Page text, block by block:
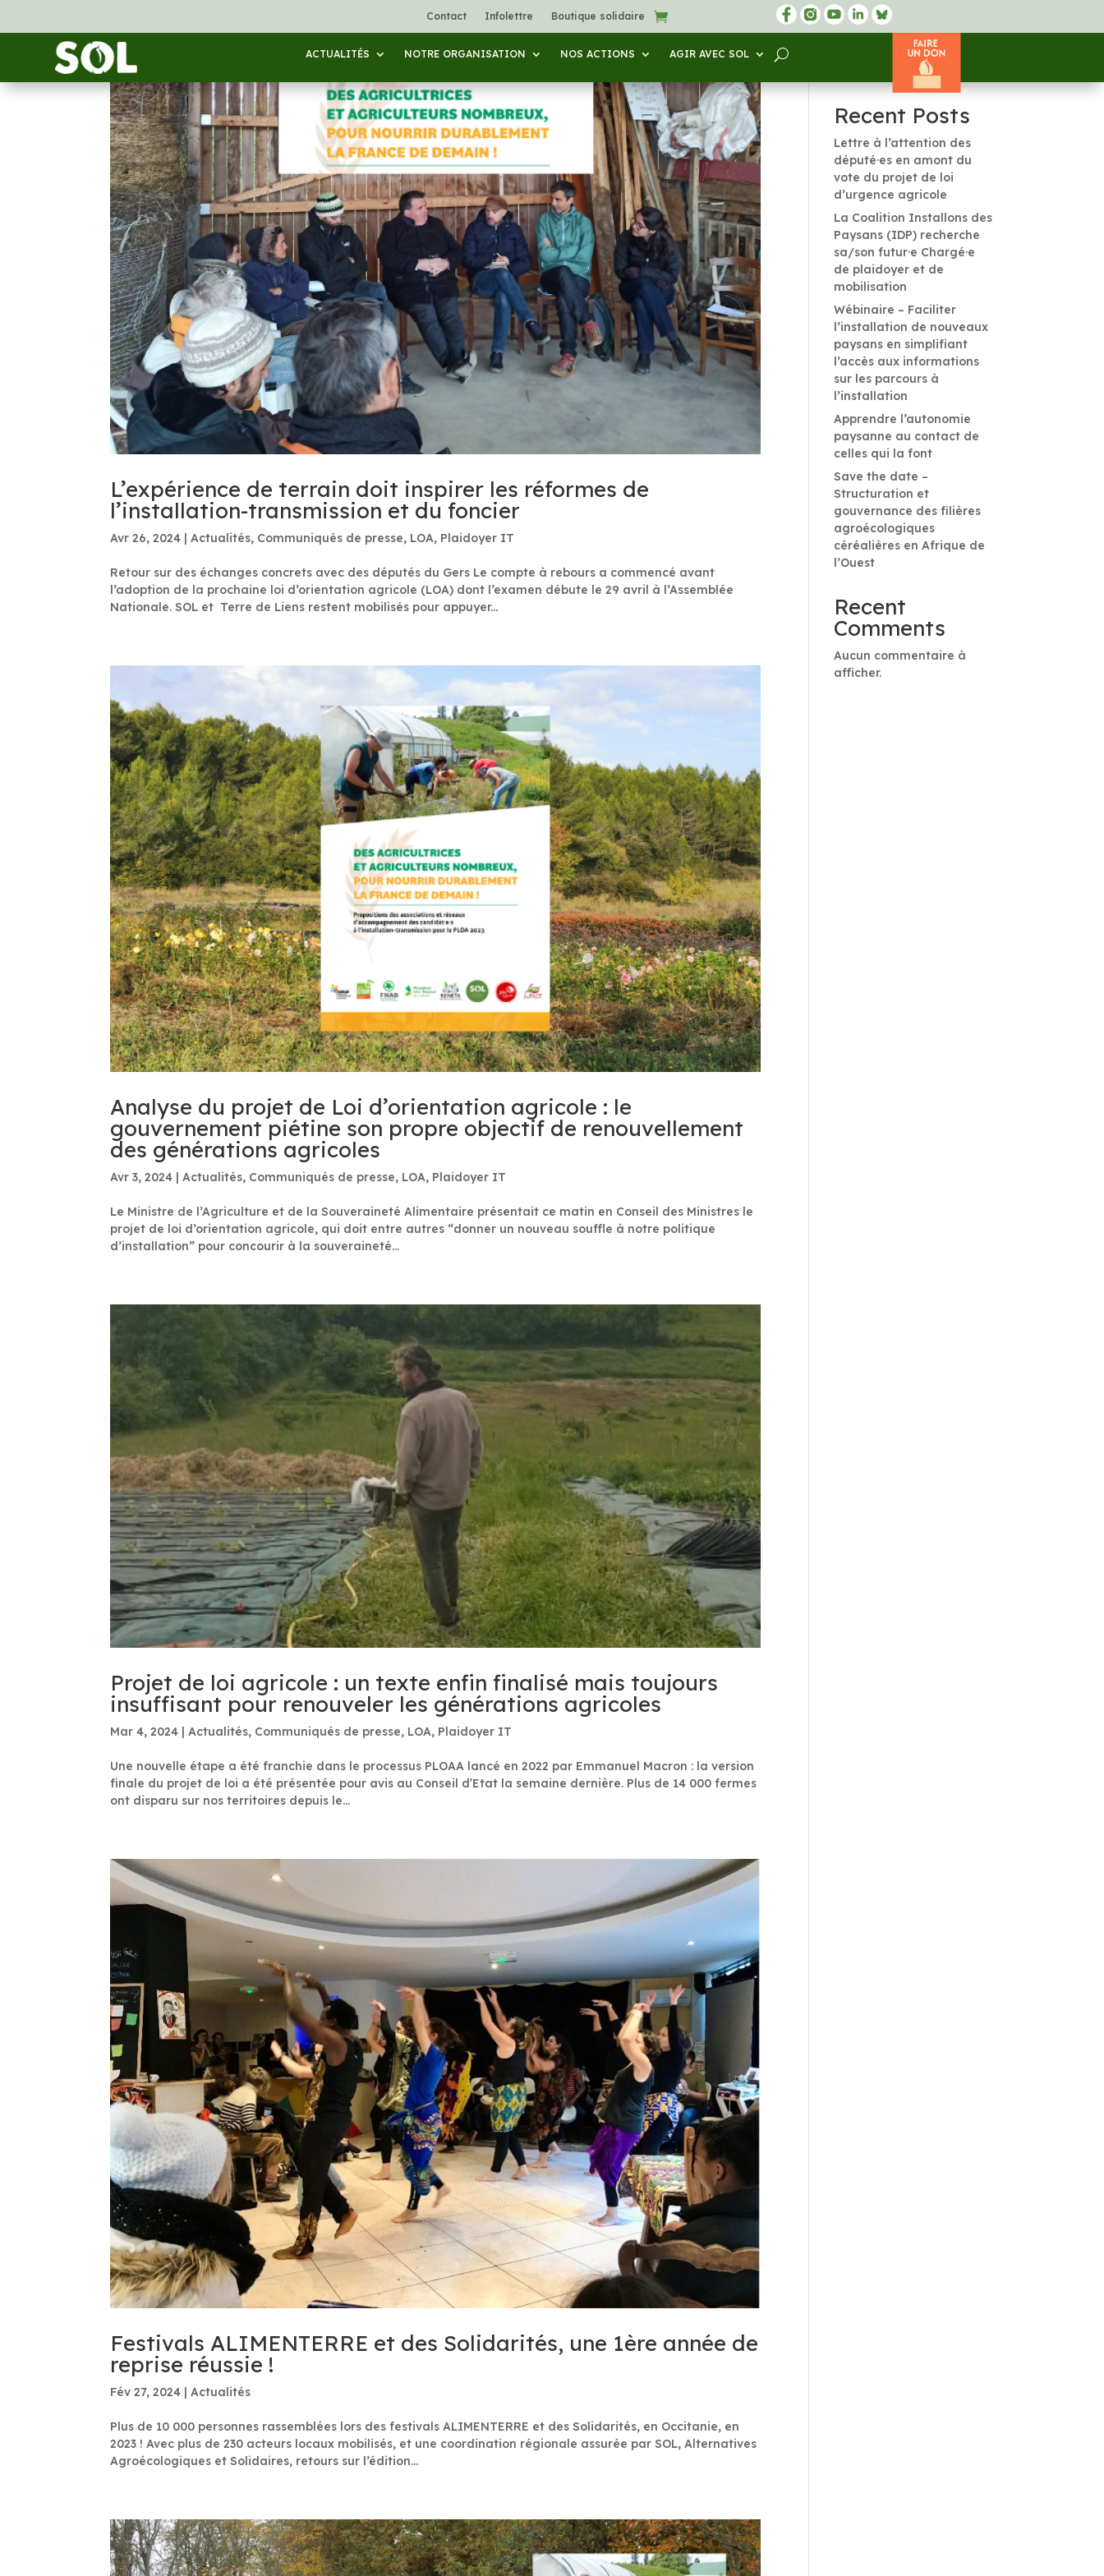
Contact Infolettre Boutique solidaire
ACTUALITÉS NOTRE ORGANISATION NOS ACTIONS AGIR AVEC SOL
L’expérience de terrain doit inspirer les réformes de
l’installation-transmission et du foncier
Avr 26, 2024 |Actualités, Communiqués de presse, LOA, Plaidoyer IT
Retour sur des échanges concrets avec des députés du Gers Le compte à rebours a commencé avant
l’adoption de la prochaine loi d’orientation agricole (LOA) dont l’examen débute le 29 avril à l’Assemblée
Nationale. SOL et Terre de Liens restent mobilisés pour appuyer...
Analyse du projet de Loi d’orientation agricole : le
gouvernement piétine son propre objectif de renouvellement
des générations agricoles
Avr 3, 2024 |Actualités, Communiqués de presse, LOA, Plaidoyer IT
Le Ministre de l’Agriculture et de la Souveraineté Alimentaire présentait ce matin en Conseil des Ministres le
projet de loi d’orientation agricole, qui doit entre autres “donner un nouveau souffle à notre politique
d’installation” pour concourir à la souveraineté...
Projet de loi agricole : un texte enfin finalisé mais toujours
insuffisant pour renouveler les générations agricoles
Mar 4, 2024 |Actualités, Communiqués de presse, LOA, Plaidoyer IT
Une nouvelle étape a été franchie dans le processus PLOAA lancé en 2022 par Emmanuel Macron : la version
finale du projet de loi a été présentée pour avis au Conseil dʼEtat la semaine dernière. Plus de 14 000 fermes
ont disparu sur nos territoires depuis le...
Festivals ALIMENTERRE et des Solidarités, une 1ère année de
reprise réussie !
Fév 27, 2024 |Actualités
Plus de 10 000 personnes rassemblées lors des festivals ALIMENTERRE et des Solidarités, en Occitanie, en
2023 ! Avec plus de 230 acteurs locaux mobilisés, et une coordination régionale assurée par SOL, Alternatives
Agroécologiques et Solidaires, retours sur l’édition...
Rechercher
Recent Posts
Lettre à l’attention des
député·es en amont du
vote du projet de loi
d’urgence agricole
La Coalition Installons des
Paysans (IDP) recherche
sa/son futur·e Chargé·e
de plaidoyer et de
mobilisation
Wébinaire – Faciliter
l’installation de nouveaux
paysans en simplifiant
l’accès aux informations
sur les parcours à
l’installation
Apprendre l’autonomie
paysanne au contact de
celles qui la font
Save the date –
Structuration et
gouvernance des filières
agroécologiques
céréalières en Afrique de
l’Ouest
Recent
Comments
Aucun commentaire à
afficher.